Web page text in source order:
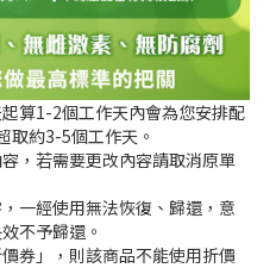
算1-2個工作天內會為您安排配
取約3-5個工作天。
，若需要更改內容請取消原單
一經使用無法恢復、歸還，意
不予歸還。
券」，則該商品不能使用折價